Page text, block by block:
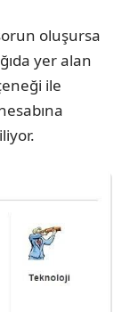
oluşursa
yer alan
ile